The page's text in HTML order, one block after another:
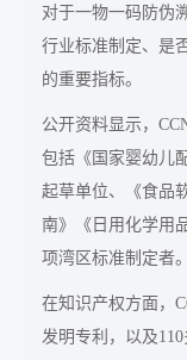
对于一物一码防伪
行业标准制定、是
的重要指标。
公开资料显示，
包括《国家婴幼儿
起草单位、《食品
南》《日用化学用
项湾区标准制定者。
在知识产权方面，
发明专利，以及